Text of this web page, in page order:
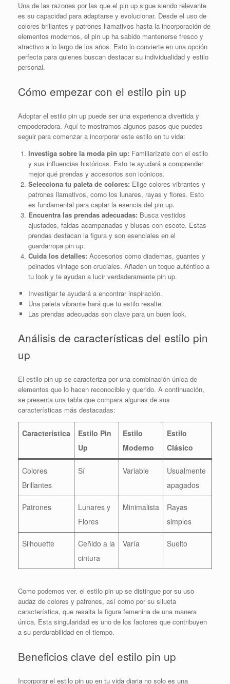
Una de las razones por las que el pin up sigue siendo relevante
es su capacidad para adaptarse y evolucionar. Desde el uso de
colores brillantes y patrones llamativos hasta la incorporación de
elementos modernos, el pin up ha sabido mantenerse fresco y
atractivo a lo largo de los años. Esto lo convierte en una opción
perfecta para quienes buscan destacar su individualidad y estilo
personal.
Cómo empezar con el estilo pin up
Adoptar el estilo pin up puede ser una experiencia divertida y
empoderadora. Aquí te mostramos algunos pasos que puedes
seguir para comenzar a incorporar este estilo en tu vida:
Investiga sobre la moda pin up: Familiarízate con el estilo
y sus influencias históricas. Esto te ayudará a comprender
mejor qué prendas y accesorios son icónicos.
Selecciona tu paleta de colores: Elige colores vibrantes y
patrones llamativos, como los lunares, rayas y flores. Esto
es fundamental para captar la esencia del pin up.
Encuentra las prendas adecuadas: Busca vestidos
ajustados, faldas acampanadas y blusas con escote. Estas
prendas destacan la figura y son esenciales en el
guardarropa pin up.
Cuida los detalles: Accesorios como diademas, guantes y
peinados vintage son cruciales. Añaden un toque auténtico a
tu look y te ayudan a lucir verdaderamente pin up.
Investigar te ayudará a encontrar inspiración.
Una paleta vibrante hará que tu estilo resalte.
Las prendas adecuadas son clave para un buen look.
Análisis de características del estilo pin
up
El estilo pin up se caracteriza por una combinación única de
elementos que lo hacen reconocible y querido. A continuación,
se presenta una tabla que compara algunas de sus
características más destacadas:
Característica
Estilo Pin
Up
Estilo
Moderno
Estilo
Clásico
Colores
Brillantes
Sí Variable
Usualmente
apagados
Patrones
Lunares y
Flores
Minimalista
Rayas
simples
Silhouette
Ceñido a la
cintura
Varía Suelto
Como podemos ver, el estilo pin up se distingue por su uso
audaz de colores y patrones, así como por su silueta
característica, que resalta la figura femenina de una manera
única. Esta singularidad es uno de los factores que contribuyen
a su perdurabilidad en el tiempo.
Beneficios clave del estilo pin up
Incorporar el estilo pin up en tu vida diaria no solo es una